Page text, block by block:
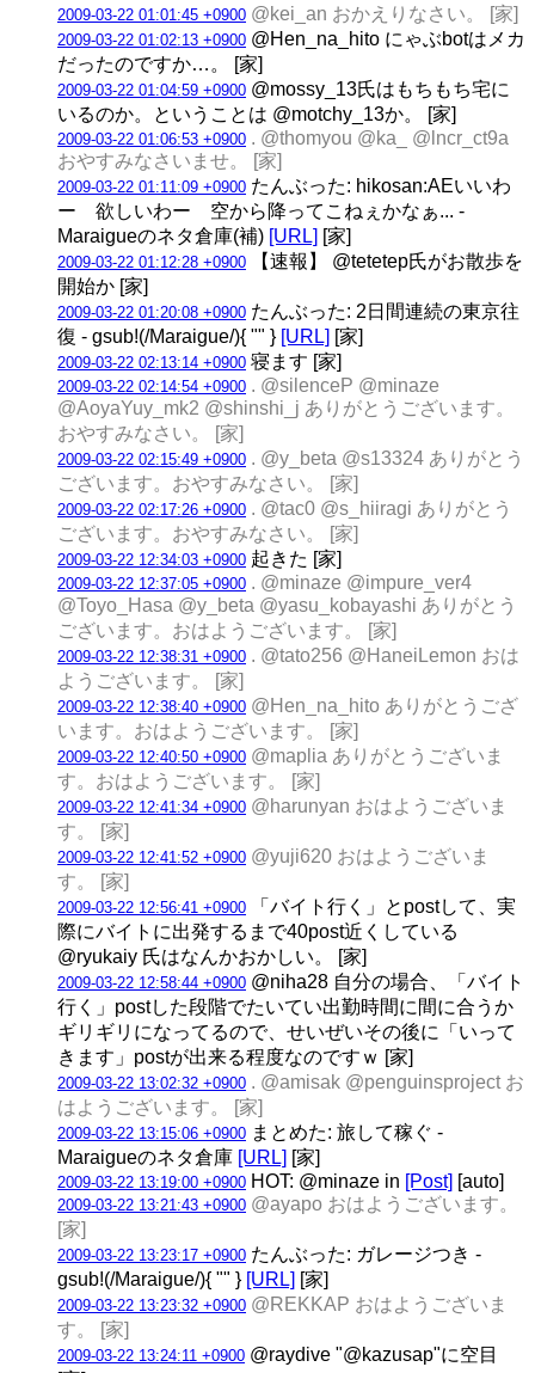
2009-03-22 01:01:45 +0900 @kei_an おかえりなさい。 [家]
2009-03-22 01:02:13 +0900 @Hen_na_hito にゃぶbotはメカ
だったのですか…。 [家]
2009-03-22 01:04:59 +0900 @mossy_13氏はもちもち宅に
いるのか。ということは @motchy_13か。 [家]
2009-03-22 01:06:53 +0900 . @thomyou @ka_ @lncr_ct9a
おやすみなさいませ。 [家]
2009-03-22 01:11:09 +0900 たんぶった: hikosan:AEいいわ
ー 欲しいわー 空から降ってこねぇかなぁ... -
Maraigueのネタ倉庫(補) [URL] [家]
2009-03-22 01:12:28 +0900 【速報】 @tetetep氏がお散歩を
開始か [家]
2009-03-22 01:20:08 +0900 たんぶった: 2日間連続の東京往
復 - gsub!(/Maraigue/){ "" } [URL] [家]
2009-03-22 02:13:14 +0900 寝ます [家]
2009-03-22 02:14:54 +0900 . @silenceP @minaze
@AoyaYuy_mk2 @shinshi_j ありがとうございます。
おやすみなさい。 [家]
2009-03-22 02:15:49 +0900 . @y_beta @s13324 ありがとう
ございます。おやすみなさい。 [家]
2009-03-22 02:17:26 +0900 . @tac0 @s_hiiragi ありがとう
ございます。おやすみなさい。 [家]
2009-03-22 12:34:03 +0900 起きた [家]
2009-03-22 12:37:05 +0900 . @minaze @impure_ver4
@Toyo_Hasa @y_beta @yasu_kobayashi ありがとう
ございます。おはようございます。 [家]
2009-03-22 12:38:31 +0900 . @tato256 @HaneiLemon おは
ようございます。 [家]
2009-03-22 12:38:40 +0900 @Hen_na_hito ありがとうござ
います。おはようございます。 [家]
2009-03-22 12:40:50 +0900 @maplia ありがとうございま
す。おはようございます。 [家]
2009-03-22 12:41:34 +0900 @harunyan おはようございま
す。 [家]
2009-03-22 12:41:52 +0900 @yuji620 おはようございま
す。 [家]
2009-03-22 12:56:41 +0900 「バイト行く」とpostして、実
際にバイトに出発するまで40post近くしている
@ryukaiy 氏はなんかおかしい。 [家]
2009-03-22 12:58:44 +0900 @niha28 自分の場合、「バイト
行く」postした段階でたいてい出勤時間に間に合うか
ギリギリになってるので、せいぜいその後に「いって
きます」postが出来る程度なのですｗ [家]
2009-03-22 13:02:32 +0900 . @amisak @penguinsproject お
はようございます。 [家]
2009-03-22 13:15:06 +0900 まとめた: 旅して稼ぐ -
Maraigueのネタ倉庫 [URL] [家]
2009-03-22 13:19:00 +0900 HOT: @minaze in [Post] [auto]
2009-03-22 13:21:43 +0900 @ayapo おはようございます。
[家]
2009-03-22 13:23:17 +0900 たんぶった: ガレージつき -
gsub!(/Maraigue/){ "" } [URL] [家]
2009-03-22 13:23:32 +0900 @REKKAP おはようございま
す。 [家]
2009-03-22 13:24:11 +0900 @raydive "@kazusap"に空目